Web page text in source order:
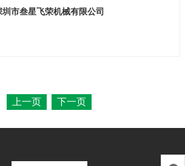
圳市叁星飞荣机械有限公司
上一页 下一页